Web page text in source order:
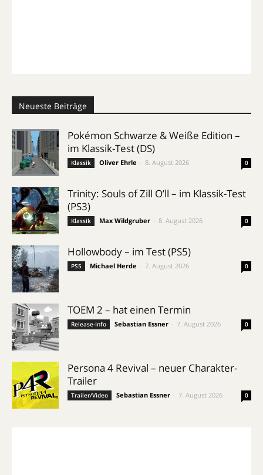
Neueste Beiträge
Pokémon Schwarze & Weiße Edition –
im Klassik-Test (DS)
Klassik Oliver Ehrle 8. August 2026 0
Trinity: Souls of Zill O’ll – im Klassik-Test
(PS3)
Klassik Max Wildgruber 8. August 2026 0
Hollowbody – im Test (PS5)
PS5 Michael Herde 7. August 2026 0
TOEM 2 – hat einen Termin
Release-Info Sebastian Essner 7. August 2026 0
Persona 4 Revival – neuer Charakter-
Trailer
Trailer/Video Sebastian Essner 7. August 2026 0